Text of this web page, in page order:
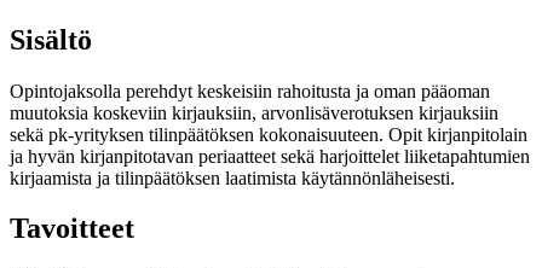
Sisältö
Opintojaksolla perehdyt keskeisiin rahoitusta ja oman pääoman
muutoksia koskeviin kirjauksiin, arvonlisäverotuksen kirjauksiin
sekä pk-yrityksen tilinpäätöksen kokonaisuuteen. Opit kirjanpitolain
ja hyvän kirjanpitotavan periaatteet sekä harjoittelet liiketapahtumien
kirjaamista ja tilinpäätöksen laatimista käytännönläheisesti.
Tavoitteet